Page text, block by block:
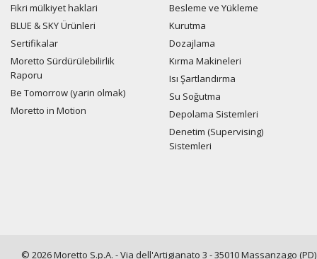
Fikri mülkiyet haklari
BLUE & SKY Ürünleri
Sertifikalar
Moretto Sürdürülebilirlik
Raporu
Be Tomorrow (yarin olmak)
Moretto in Motion
Besleme ve Yükleme
Kurutma
Dozajlama
Kırma Makineleri
Isı Şartlandırma
Su Soğutma
Depolama Sistemleri
Denetim (Supervising)
Sistemleri
© 2026 Moretto S.p.A. - Via dell'Artigianato 3 - 35010 Massanzago